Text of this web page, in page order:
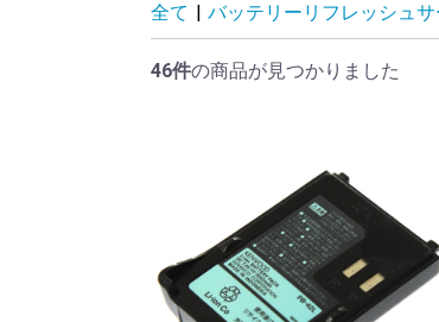
全て | バッテリーリフレッシュサ
46件の商品が見つかりました